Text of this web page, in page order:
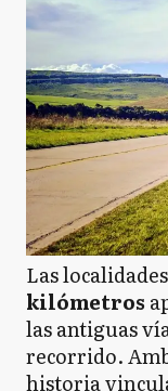
Las
kilómetros
las antiguas
recorrido.
historia